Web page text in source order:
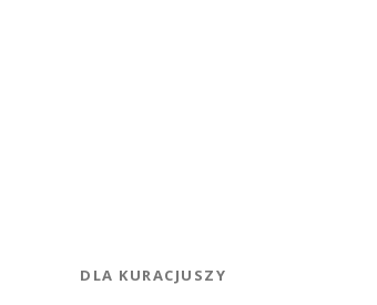
KATEGORIA:
DLA KURACJUSZY